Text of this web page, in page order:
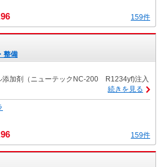
159件
整備
添加剤（ニューテックNC-200 R1234yf)注入
続きを見る
159件